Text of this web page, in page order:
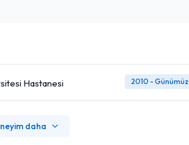
Hastanesi 2010 - Günümüz
daha